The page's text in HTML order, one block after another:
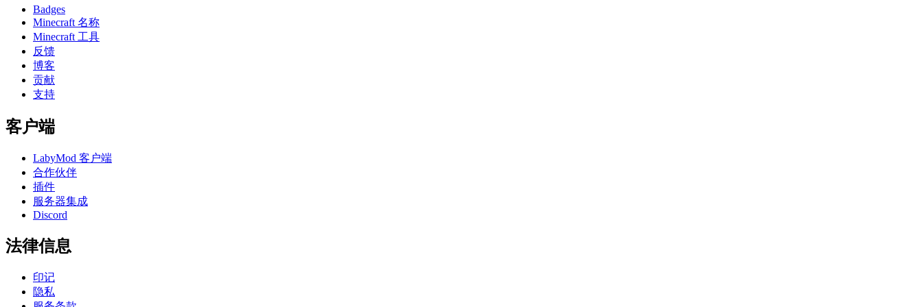
Badges
Minecraft 名称
Minecraft 工具
反馈
博客
贡献
支持
客户端
LabyMod 客户端
合作伙伴
插件
服务器集成
Discord
法律信息
印记
隐私